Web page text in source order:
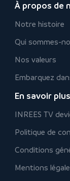
À propos de
Notre histoire
Qui sommes-
Nos valeurs
Embarquez
En savoir plus
INREES TV
Politique de
Conditions
Mentions